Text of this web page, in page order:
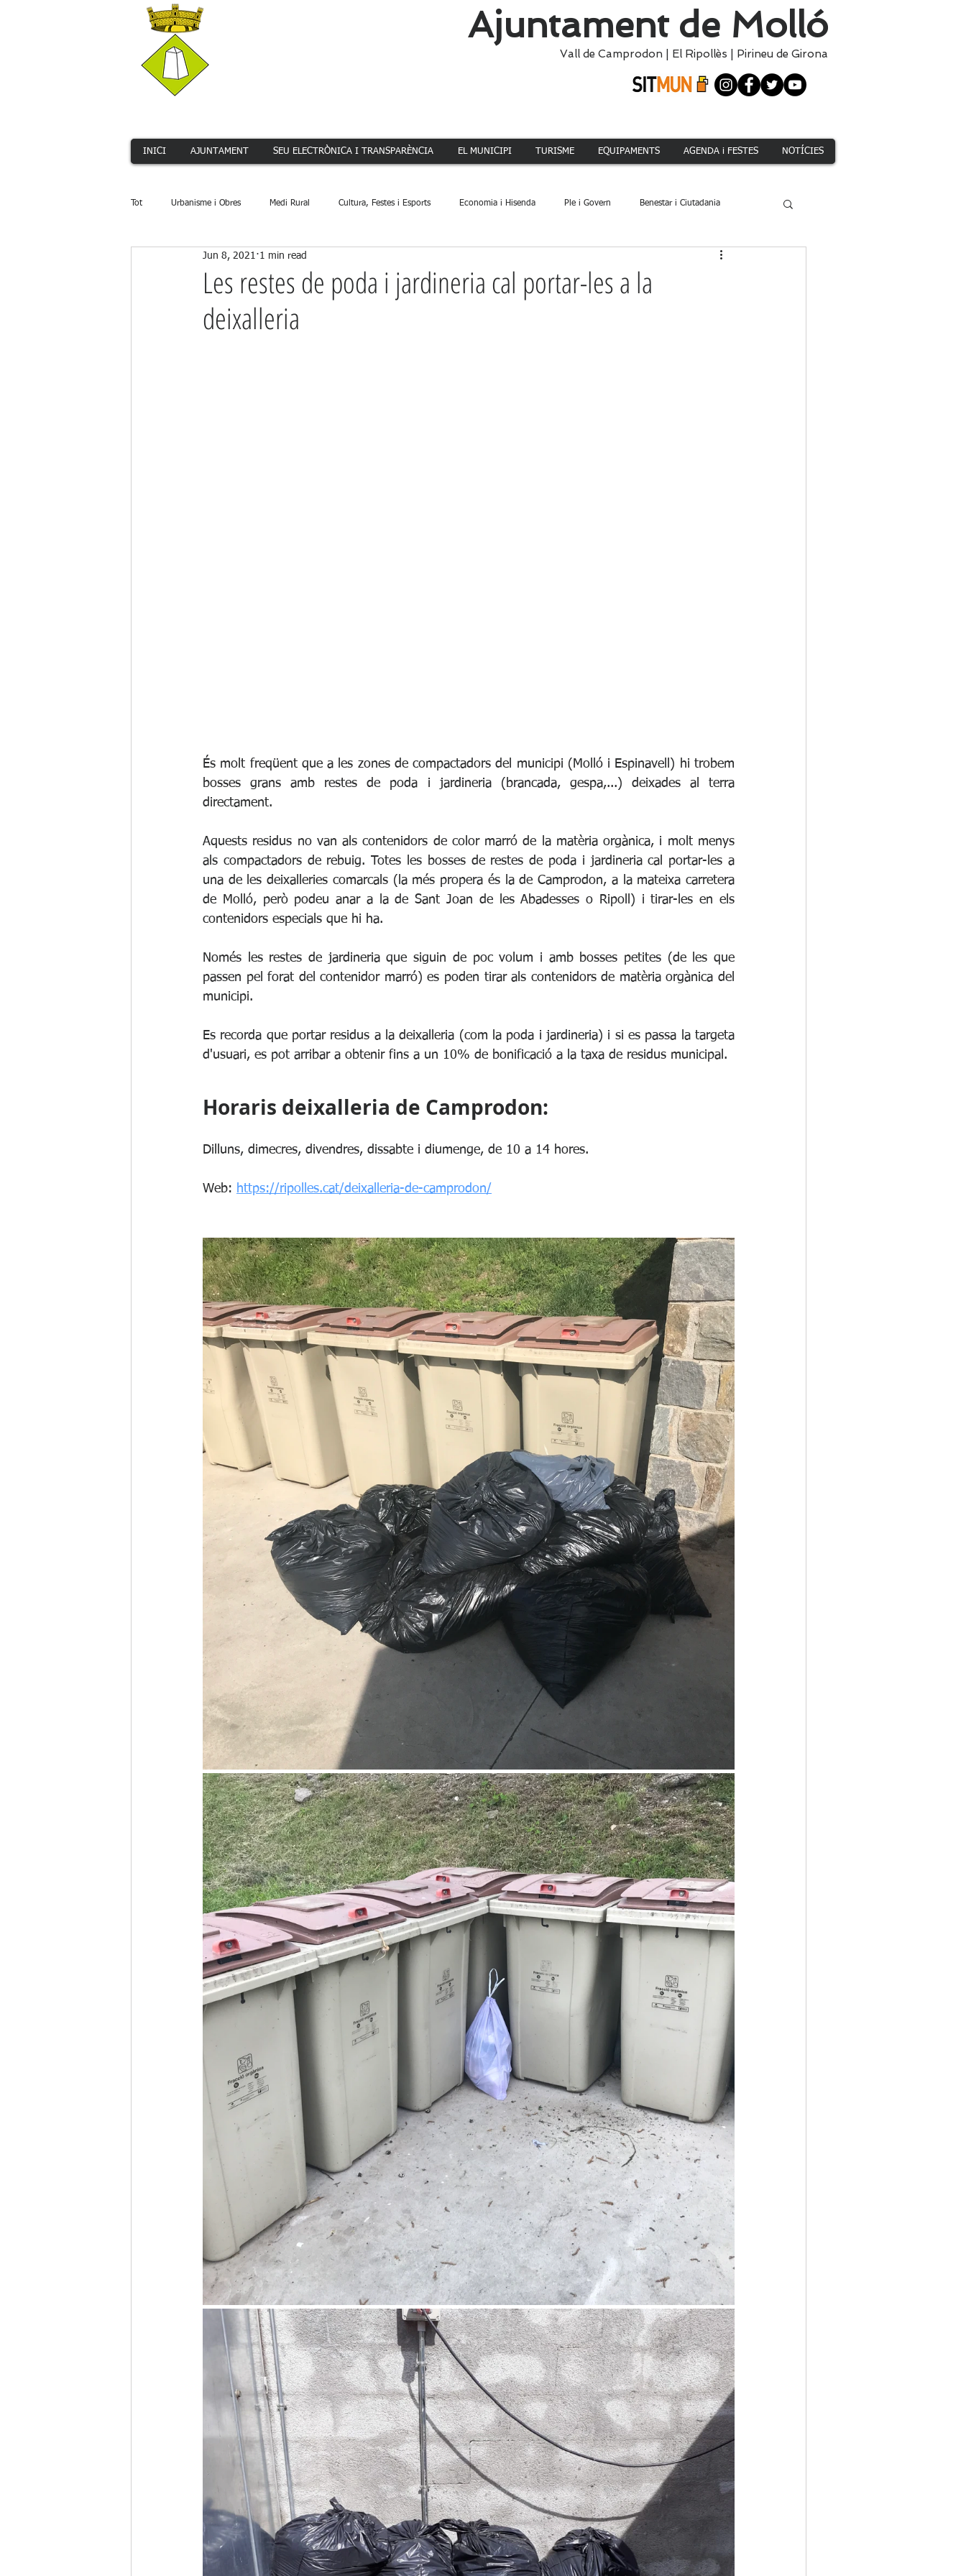
Ajuntament de Molló
Vall de Camprodon El Ripollès Pirineu de Girona
INICI AJUNTAMENT SEU ELECTRÒNICA I TRANSPARÈNCIA EL MUNICIPI TURISME EQUIPAMENTS AGENDA i FESTES NOTÍCIES
Tot Urbanisme i Obres Medi Rural Cultura, Festes i Esports Economia i Hisenda Ple i Govern Benestar i Ciutadania
Serveis Públics Promoció Econòmica Acció Climàtica i Medi Natural
Les restes de poda i jardineria cal portar-les a la
deixalleria
Jun 8, 2021 1 min read
És molt freqüent que a les zones de compactadors del municipi (Molló i Espinavell) hi trobem
bosses grans amb restes de poda i jardineria (brancada, gespa,...) deixades al terra
directament.
Aquests residus no van als contenidors de color marró de la matèria orgànica, i molt menys
als compactadors de rebuig. Totes les bosses de restes de poda i jardineria cal portar-les a
una de les deixalleries comarcals (la més propera és la de Camprodon, a la mateixa carretera
de Molló, però podeu anar a la de Sant Joan de les Abadesses o Ripoll) i tirar-les en els
contenidors especials que hi ha.
Només les restes de jardineria que siguin de poc volum i amb bosses petites (de les que
passen pel forat del contenidor marró) es poden tirar als contenidors de matèria orgànica del
municipi.
Es recorda que portar residus a la deixalleria (com la poda i jardineria) i si es passa la targeta
d'usuari, es pot arribar a obtenir fins a un 10% de bonificació a la taxa de residus municipal.
Horaris deixalleria de Camprodon:
Dilluns, dimecres, divendres, dissabte i diumenge, de 10 a 14 hores.
Web: https://ripolles.cat/deixalleria-de-camprodon/